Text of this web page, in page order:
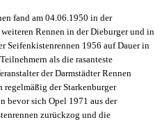
fand am 04.06.1950 in der
Rennen in der Dieburger und in
Seifenkistenrennen 1956 auf Dauer in
als die rasanteste
der Darmstädter Rennen
regelmäßig der Starkenburger
bevor sich Opel 1971 aus der
zurückzog und die